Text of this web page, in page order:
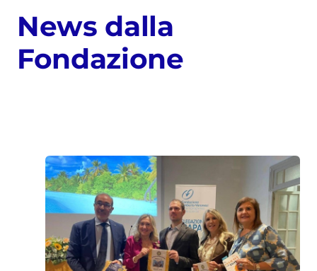
News dalla
Fondazione